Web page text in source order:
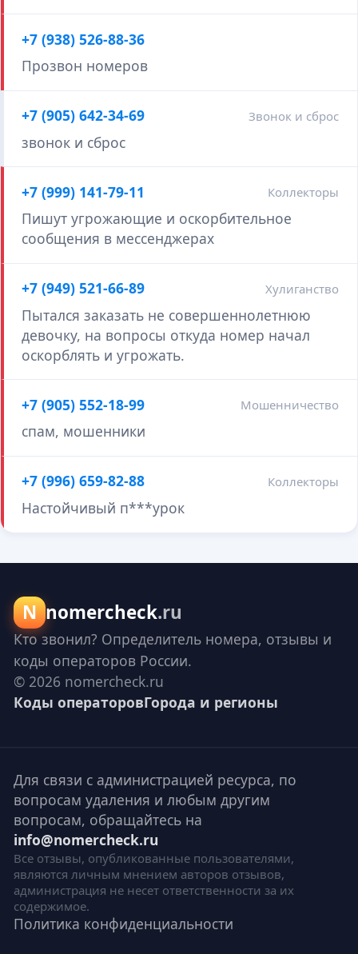
+7 (938) 526-88-36
Прозвон номеров
+7 (905) 642-34-69 Звонок и сброс
звонок и сброс
+7 (999) 141-79-11 Коллекторы
Пишут угрожающие и оскорбительное
сообщения в мессенджерах
+7 (949) 521-66-89 Хулиганство
Пытался заказать не совершеннолетнюю
девочку, на вопросы откуда номер начал
оскорблять и угрожать.
+7 (905) 552-18-99 Мошенничество
спам, мошенники
+7 (996) 659-82-88 Коллекторы
Настойчивый п***урок
N nomercheck.ru
Кто звонил? Определитель номера, отзывы и
коды операторов России.
© 2026 nomercheck.ru
Коды операторовГорода и регионы
Для связи с администрацией ресурса, по
вопросам удаления и любым другим
вопросам, обращайтесь на
info@nomercheck.ru
Все отзывы, опубликованные пользователями,
являются личным мнением авторов отзывов,
администрация не несет ответственности за их
содержимое.
Политика конфиденциальности